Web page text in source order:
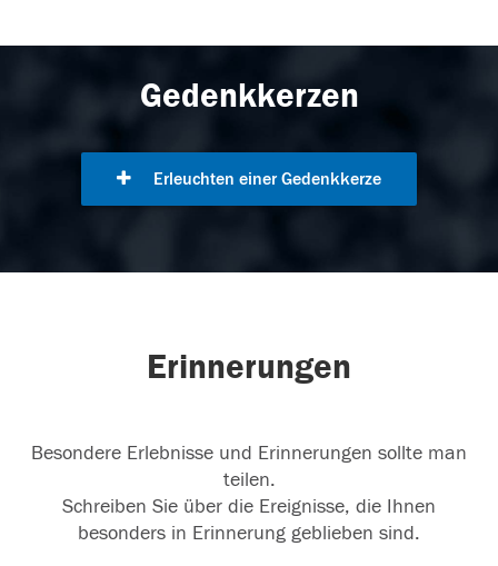
Gedenkkerzen
Erleuchten einer Gedenkkerze
Erinnerungen
Besondere Erlebnisse und Erinnerungen sollte man
teilen.
Schreiben Sie über die Ereignisse, die Ihnen
besonders in Erinnerung geblieben sind.